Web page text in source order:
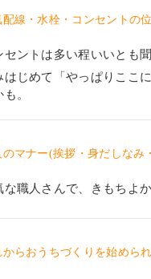
配線・水栓・コンセントの
セントは多い程いいとも
はじめて「やっぱりここ
。
のマナー(挨拶・身だしなみ
な職人さんで、きもちよか
からおうちづくりを始めら